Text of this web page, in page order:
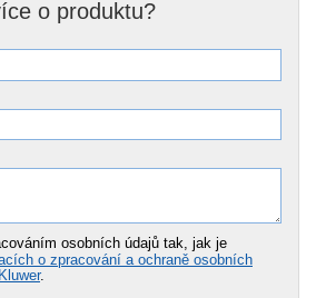
o produktu?
osobních údajů tak, jak je
o zpracování a ochraně osobních
.